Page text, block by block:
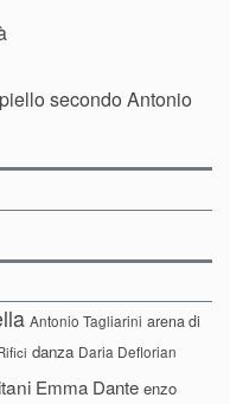
secondo Antonio
Antonio Tagliarini arena di
danza Daria Deflorian
Emma Dante enzo